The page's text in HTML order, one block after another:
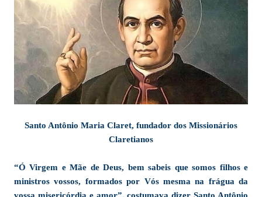
Santo Antônio Maria Claret, fundador dos Missionários
Claretianos
“Ó Virgem e Mãe de Deus, bem sabeis que somos filhos e
ministros vossos, formados por Vós mesma na frágua da